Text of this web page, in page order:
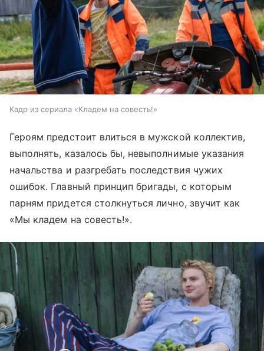
Кадр из сериала «Кладем на совесть!»
Героям предстоит влиться в мужской коллектив,
выполнять, казалось бы, невыполнимые указания
начальства и разгребать последствия чужих
ошибок. Главный принцип бригады, с которым
парням придется столкнуться лично, звучит как
«Мы кладем на совесть!».